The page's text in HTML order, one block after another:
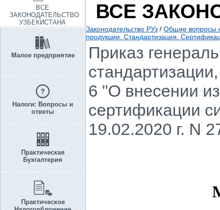
ВСЕ
ЗАКОНОДАТЕЛЬСТВО
УЗБЕКИСТАНА
Малое предприятие
Налоги: Вопросы и
ответы
Практическая
Бухгалтерия
Практическое
ВСЕ
Законодательство РУз / Общие вопросы
продукции. Стандартизация.
Приказ
6 "О внесении
сертификации
19.02.2020 г. N